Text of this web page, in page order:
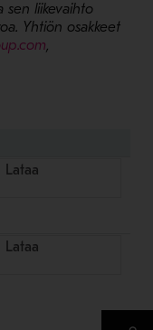
sen liikevaihto
Yhtiön osakkeet
- Avaa uudessa
,
ikkunassa
Lataa
Lataa